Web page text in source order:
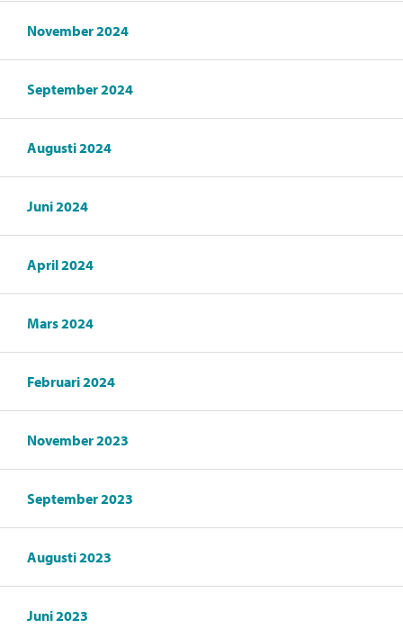
November 2024
September 2024
Augusti 2024
Juni 2024
April 2024
Mars 2024
Februari 2024
November 2023
September 2023
Augusti 2023
Juni 2023